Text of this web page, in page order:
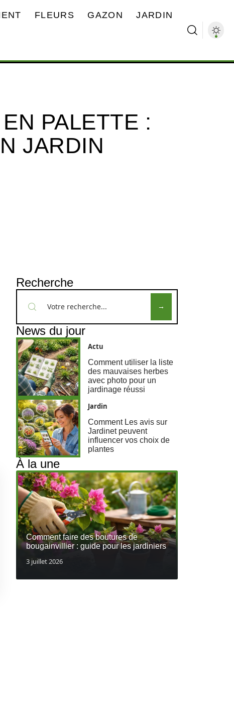
FLEURS GAZON JARDIN
PALETTE :
JARDIN
Recherche
News du jour
Actu
Comment utiliser la liste
des mauvaises herbes
avec photo pour un
jardinage réussi
Jardin
Comment Les avis sur
Jardinet peuvent
influencer vos choix de
plantes
À la une
Comment faire des boutures de
bougainvillier : guide pour les jardiniers
3 juillet 2026